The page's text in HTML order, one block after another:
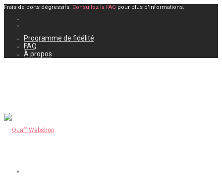
Frais de ports dégressifs. Consultez la FAQ pour plus d'informations.
Programme de fidélité
FAQ
À propos